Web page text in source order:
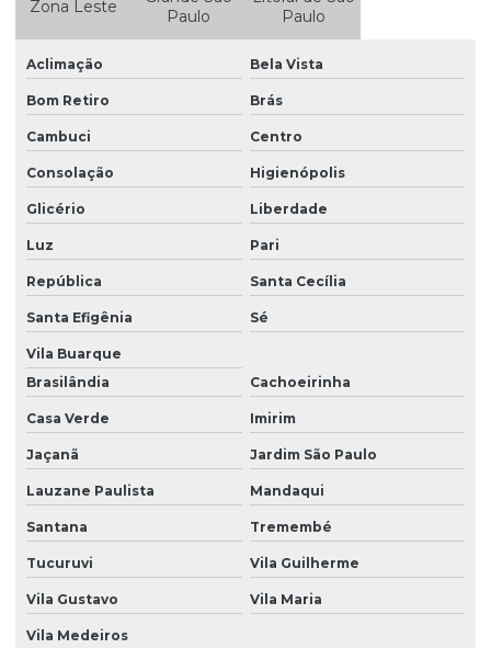
Estudo da qualidade da água
ambiental rima
Estudo de impacto ambiental eia rima
Estudo de impacto de vizinhança eiv
Gerenciamento de resíduos
Gerenciamento de resíduos classe 1
Gerenciamento de resíduos empresas
Gerenciamento de resíduos sólidos e líquidos
Inventário florestal
Inventário florestal empresas
Investigação ambiental confirmatória
Investigação ambiental detalhada
Investigação ambiental preliminar
Laudo ambiental
Zona Leste
Paulo
Paulo
Aclimação Bela Vista
Bom Retiro Brás
Cambuci Centro
Consolação Higienópolis
Glicério Liberdade
Luz Pari
República Santa Cecília
Santa Efigênia Sé
Vila Buarque
Brasilândia
Cachoeirinha
Casa Verde Imirim
Jaçanã Jardim São Paulo
Lauzane Paulista Mandaqui
Santana Tremembé
Tucuruvi Vila Guilherme
Vila Gustavo Vila Maria
Vila Medeiros